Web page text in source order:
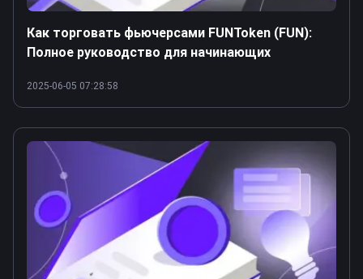
Как торговать фьючерсами FUNToken (FUN):
Полное руководство для начинающих
2025-06-05 07:28:58